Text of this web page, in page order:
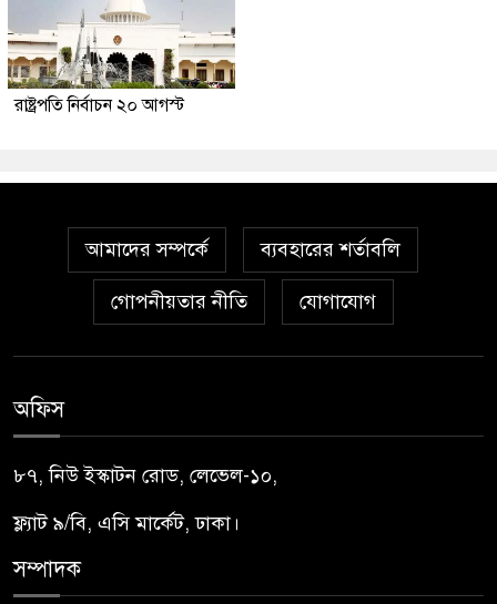
রাষ্ট্রপতি নির্বাচন ২০ আগস্ট
আমাদের সম্পর্কে ব্যবহারের শর্তাবলি
গোপনীয়তার নীতি যোগাযোগ
অফিস
৮৭, নিউ ইস্কাটন রোড, লেভেল-১০,
ফ্ল্যাট ৯/বি, এসি মার্কেট, ঢাকা।
সম্পাদক